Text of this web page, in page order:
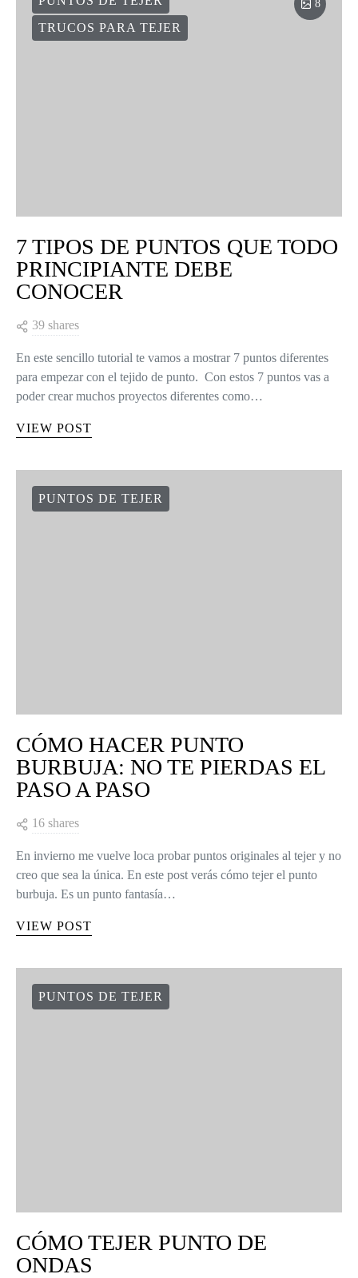
TRUCOS PARA TEJER
8
7 TIPOS DE PUNTOS QUE TODO
PRINCIPIANTE DEBE
CONOCER
39 shares
En este sencillo tutorial te vamos a mostrar 7 puntos diferentes
para empezar con el tejido de punto. Con estos 7 puntos vas a
poder crear muchos proyectos diferentes como…
VIEW POST
PUNTOS DE TEJER
CÓMO HACER PUNTO
BURBUJA: NO TE PIERDAS EL
PASO A PASO
16 shares
En invierno me vuelve loca probar puntos originales al tejer y no
creo que sea la única. En este post verás cómo tejer el punto
burbuja. Es un punto fantasía…
VIEW POST
PUNTOS DE TEJER
CÓMO TEJER PUNTO DE
ONDAS